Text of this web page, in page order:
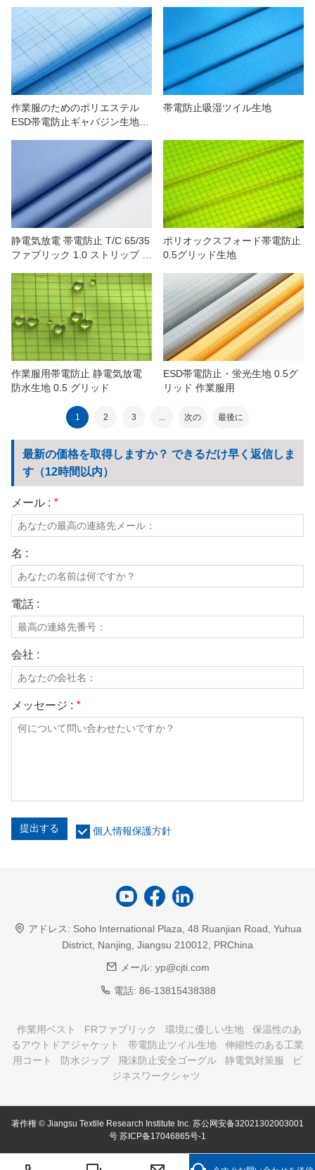
1.5 ストリップ
作業服のためのポリエステル
ESD帯電防止ギャバジン生地の
帯電防止吸湿ツイル生地
静電気放電 帯電防止 T/C 65/35
ファブリック 1.0 ストリップ 鉱
ポリオックスフォード帯電防止
0.5グリッド生地
作業服用帯電防止 静電気放電
防水生地 0.5 グリッド
ESD帯電防止・蛍光生地 0.5グ
リッド 作業服用
1 2 3 ... 次の 最後に
最新の価格を取得しますか？ できるだけ早く返信しま
す（12時間以内）
メール : *
名 :
電話 :
会社 :
メッセージ : *
提出する 個人情報保護方針
アドレス: Soho International Plaza, 48 Ruanjian Road, Yuhua
District, Nanjing, Jiangsu 210012, PRChina
メール: yp@cjti.com
電話: 86-13815438388
作業用ベスト FRファブリック 環境に優しい生地
保温性のあ
るアウトドアジャケット
帯電防止ツイル生地
伸縮性のある工業
用コート
防水ジップ 飛沫防止安全ゴーグル 静電気対策服
ビ
ジネスワークシャツ
著作権 © Jiangsu Textile Research Institute Inc. 苏公网安备32021302003001
号 苏ICP备17046865号-1